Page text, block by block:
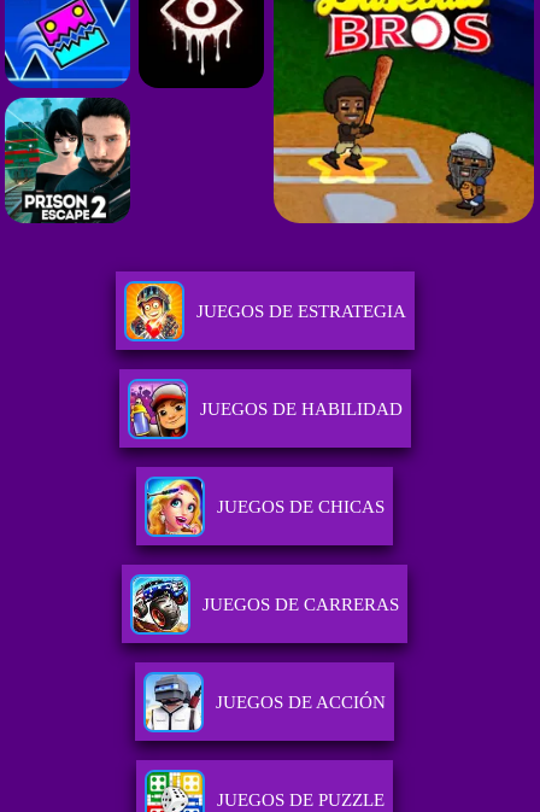
JUEGOS DE ESTRATEGIA
JUEGOS DE HABILIDAD
JUEGOS DE CHICAS
JUEGOS DE CARRERAS
JUEGOS DE ACCIÓN
JUEGOS DE PUZZLE